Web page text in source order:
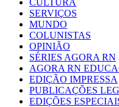
CULTURA
SERVIÇOS
MUNDO
COLUNISTAS
OPINIÃO
SÉRIES AGORA RN
AGORA RN
EDIÇÃO IMPRESSA
PUBLICAÇÕES
EDIÇÕES